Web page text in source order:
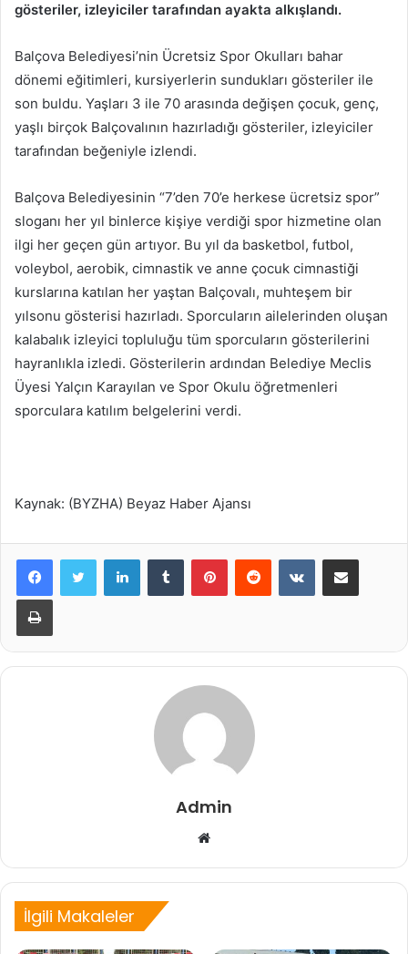
gösteriler, izleyiciler tarafından ayakta alkışlandı.
Balçova Belediyesi’nin Ücretsiz Spor Okulları bahar
dönemi eğitimleri, kursiyerlerin sundukları gösteriler ile
son buldu. Yaşları 3 ile 70 arasında değişen çocuk, genç,
yaşlı birçok Balçovalının hazırladığı gösteriler, izleyiciler
tarafından beğeniyle izlendi.
Balçova Belediyesinin “7’den 70’e herkese ücretsiz spor”
sloganı her yıl binlerce kişiye verdiği spor hizmetine olan
ilgi her geçen gün artıyor. Bu yıl da basketbol, futbol,
voleybol, aerobik, cimnastik ve anne çocuk cimnastiği
kurslarına katılan her yaştan Balçovalı, muhteşem bir
yılsonu gösterisi hazırladı. Sporcuların ailelerinden oluşan
kalabalık izleyici topluluğu tüm sporcuların gösterilerini
hayranlıkla izledi. Gösterilerin ardından Belediye Meclis
Üyesi Yalçın Karayılan ve Spor Okulu öğretmenleri
sporculara katılım belgelerini verdi.
Kaynak: (BYZHA) Beyaz Haber Ajansı
LinkedInTumblr PinterestReddit VKontakteE-Posta ile paylaş
Yazdır
Admin
Web
İlgili Makaleler